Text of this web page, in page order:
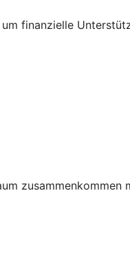
finanzielle
zusammenkommen